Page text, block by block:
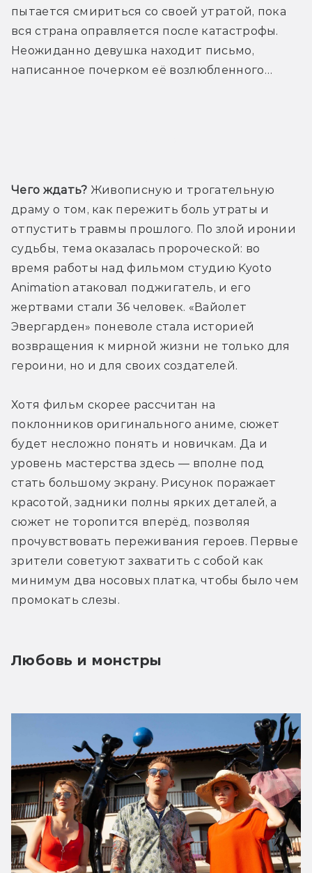
пытается смириться со своей утратой, пока
вся страна оправляется после катастрофы.
Неожиданно девушка находит письмо,
написанное почерком её возлюбленного…
Чего ждать? Живописную и трогательную
драму о том, как пережить боль утраты и
отпустить травмы прошлого. По злой иронии
судьбы, тема оказалась пророческой: во
время работы над фильмом студию Kyoto
Animation атаковал поджигатель, и его
жертвами стали 36 человек. «Вайолет
Эвергарден» поневоле стала историей
возвращения к мирной жизни не только для
героини, но и для своих создателей.
Хотя фильм скорее рассчитан на
поклонников оригинального аниме, сюжет
будет несложно понять и новичкам. Да и
уровень мастерства здесь — вполне под
стать большому экрану. Рисунок поражает
красотой, задники полны ярких деталей, а
сюжет не торопится вперёд, позволяя
прочувствовать переживания героев. Первые
зрители советуют захватить с собой как
минимум два носовых платка, чтобы было чем
промокать слезы.
Любовь и монстры